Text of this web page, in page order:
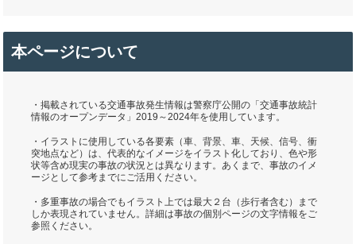
本ページについて
・掲載されている交通事故発生情報は警察庁公開の「交通事故統計
情報のオープンデータ」2019～2024年を使用しています。
・イラストに使用している各要素（車、背景、車、天候、信号、衝
突地点など）は、代表的なイメージをイラスト化しており、色や形
状等含め現実の事故の状況とは異なります。あくまで、事故のイメ
ージとして参考までにご活用ください。
・多重事故の場合でもイラスト上では最大２台（歩行者含む）まで
しか表現されていません。詳細は事故の個別ページの文字情報をご
参照ください。